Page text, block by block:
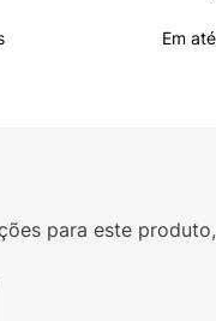
Em até
para este